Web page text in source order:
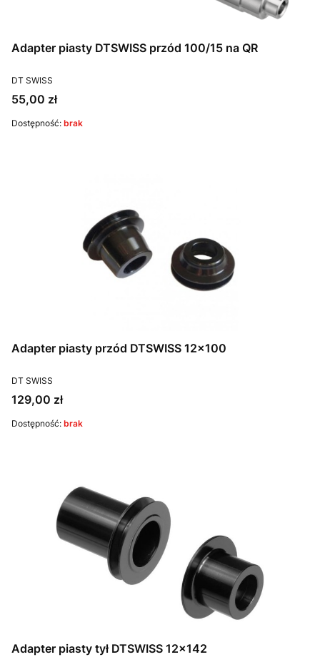
Adapter piasty DTSWISS przód 100/15 na QR
PRODUCENT
DT SWISS
Cena
55,00 zł
Dostępność: brak
Adapter piasty przód DTSWISS 12x100
PRODUCENT
DT SWISS
Cena
129,00 zł
Dostępność: brak
Adapter piasty tył DTSWISS 12x142